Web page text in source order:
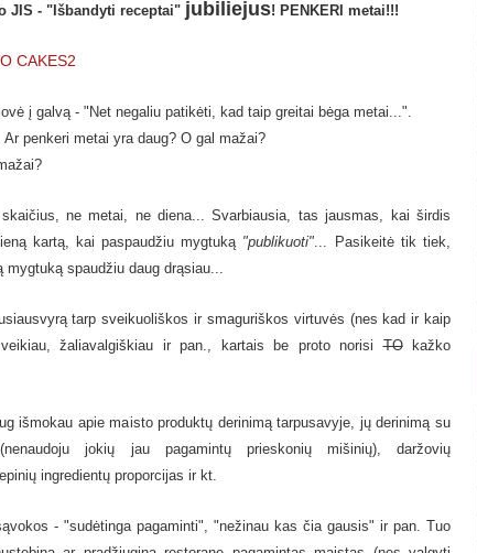
JIS - "Išbandyti receptai" jubiliejus! PENKERI metai!!!
į galvą - "Net negaliu patikėti, kad taip greitai bėga metai...".
penkeri metai yra daug? O gal mažai?
ne metai, ne diena... Svarbiausia, tas jausmas, kai širdis
kartą, kai paspaudžiu mygtuką "publikuoti" ... Pasikeitė tik tiek,
spaudžiu daug drąsiau...
tarp sveikuoliškos ir smaguriškos virtuvės (nes kad ir kaip
žaliavalgiškiau ir pan., kartais be proto norisiTOkažko
išmokau apie maisto produktų derinimątarpusavyje, jų derinimą su
jokių jau pagamintų prieskonių mišinių), daržovių
ingredientų proporcijas ir kt.
- "sudėtinga pagaminti", "nežinau kas čia gausis" ir pan. Tuo